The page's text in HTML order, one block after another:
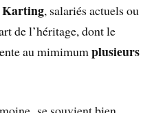
Karting, salariés actuels ou
de l’héritage, dont le
au mimimumplusieurs